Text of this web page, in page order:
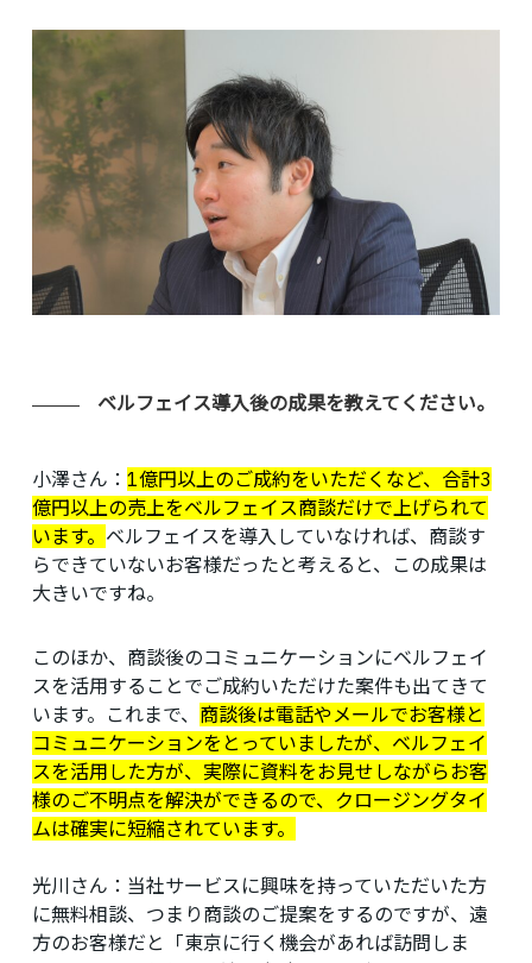
ベルフェイス導入後の成果を教えてください。
小澤さん：1億円以上のご成約をいただくなど、合計3
億円以上の売上をベルフェイス商談だけで上げられて
います。 ベルフェイスを導入していなければ、商談す
らできていないお客様だったと考えると、この成果は
大きいですね。
このほか、商談後のコミュニケーションにベルフェイ
スを活用することでご成約いただけた案件も出てきて
います。これまで、 商談後は電話やメールでお客様と
コミュニケーションをとっていましたが、ベルフェイ
スを活用した方が、実際に資料をお見せしながらお客
様のご不明点を解決ができるので、クロージングタイ
ムは確実に短縮されています。
光川さん： 当社サービスに興味を持っていただいた方
に無料相談、つまり商談のご提案をするのですが、遠
方のお客様だと「東京に行く機会があれば訪問しま